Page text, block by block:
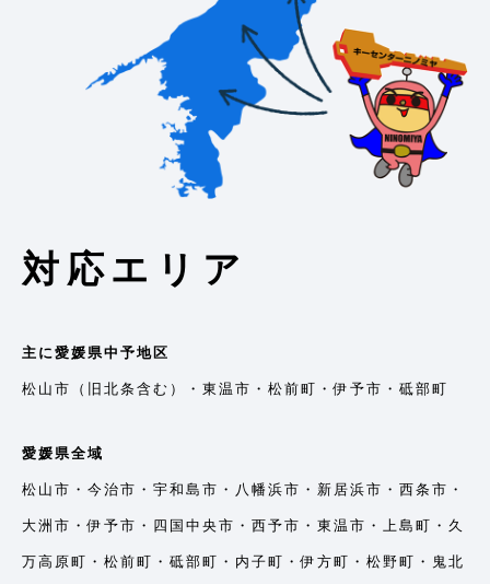
対応エリア
主に愛媛県中予地区
松山市（旧北条含む）・東温市・松前町・伊予市・砥部町
愛媛県全域
松山市・今治市・宇和島市・八幡浜市・新居浜市・西条市・
大洲市・伊予市・四国中央市・西予市・東温市・上島町・久
万高原町・松前町・砥部町・内子町・伊方町・松野町・鬼北